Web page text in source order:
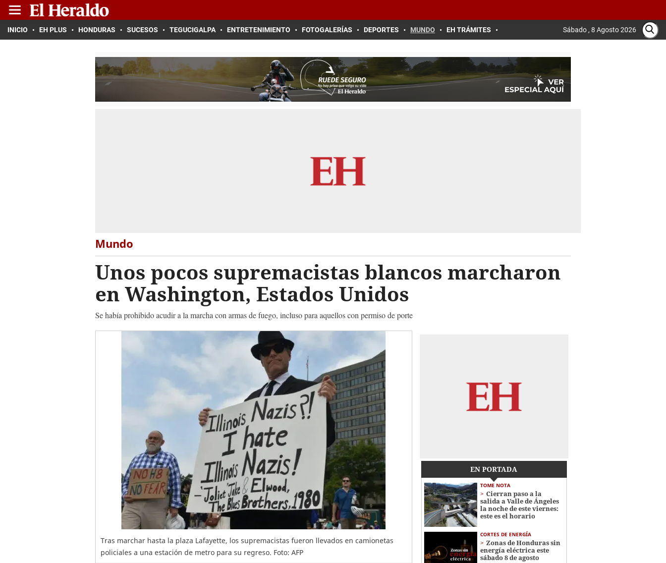
INICIO EH PLUS HONDURAS SUCESOS TEGUCIGALPA ENTRETENIMIENTO FOTOGALERÍAS DEPORTES MUNDO EH TRÁMITES Sábado , 8 Agosto 2026
Mundo
Unos pocos supremacistas blancos marcharon
en Washington, Estados Unidos
Se había prohibido acudir a la marcha con armas de fuego, incluso para aquellos con permiso de porte
Tras marchar hasta la plaza Lafayette, los supremacistas fueron llevados en camionetas
policiales a una estación de metro para su regreso. Foto: AFP
EN PORTADA
TOME NOTA
Cierran paso a la
salida a Valle de Ángeles
la noche de este viernes:
este es el horario
CORTES DE ENERGÍA
Zonas de Honduras sin
energía eléctrica este
sábado 8 de agosto